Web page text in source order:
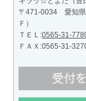
〒471-0034 愛知県
Ｆ）
ＴＥＬ:0565-31-
ＦＡＸ:0565-31-